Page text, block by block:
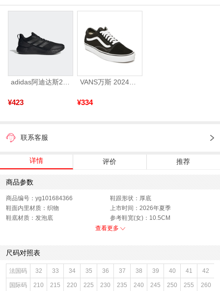
adidas阿迪达斯2025中性edge gamedaySPW FTW-跑步GW2499
¥423
VANS万斯 2024年新款中性OldSkool帆布鞋/硫化鞋VN000D3HY28（延续款）
¥334
联系客服
详情 评价 推荐
商品参数
商品编号：yg101684366
鞋跟形状：厚底
鞋面内里材质：织物
上市时间：2026年夏季
鞋底材质：发泡底
参考鞋宽(女)：10.5CM
鞋类流行款式：凉鞋
前掌高度：4.5CM
款式季节：夏季
配跟：无
鞋垫材质：PU革
鞋头款式：露趾
鞋面材质：织物面料
鞋面图案：纯色
参考鞋长(女)：27CM
制鞋工艺：胶贴皮鞋
跟高数值：6CM
查看更多
尺码对照表
法国码 32 33 34 35 36 37 38 39 40 41 42
国际码 210 215 220 225 230 235 240 245 250 255 260